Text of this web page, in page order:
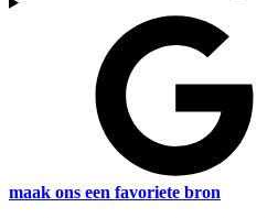
maak ons een favoriete bron